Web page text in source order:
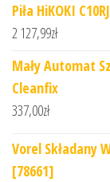
Piła HiKOKI
2 127,99zł
Mały Automat
Cleanfix
337,00zł
Vorel Składany
[78661]